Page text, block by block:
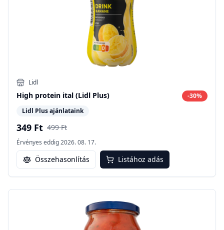
Lidl
High protein ital (Lidl Plus) -30%
Lidl Plus ajánlataink
349 Ft 499 Ft
Érvényes eddig2026. 08. 17.
Összehasonlítás Listához adás